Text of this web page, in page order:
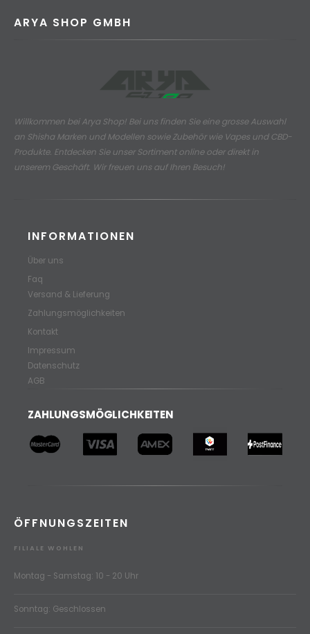
ARYA SHOP GMBH
Willkommen bei Arya Shop! Bei uns finden Sie eine grosse Auswahl
an Shisha Marken und Modellen sowie Zubehör wie Vapes und CBD-
Produkte. Entdecken Sie unser Sortiment online oder direkt in
unserem Geschäft. Wir freuen uns auf Ihren Besuch!
INFORMATIONEN
Über uns
Faq
Versand & Lieferung
Zahlungsmöglichkeiten
Kontakt
Impressum
Datenschutz
AGB
ZAHLUNGSMÖGLICHKEITEN
ÖFFNUNGSZEITEN
FILIALE WOHLEN
Montag - Samstag: 10 - 20 Uhr
Sonntag: Geschlossen